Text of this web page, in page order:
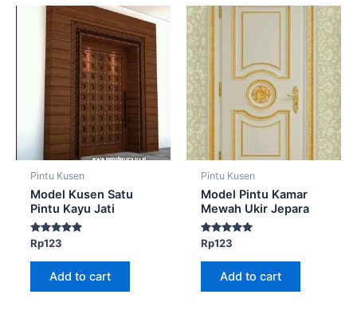
Pintu Kusen
Model Kusen Satu
Pintu Kayu Jati
Rated
5.00
out of 5
Rp123
Add to cart
Pintu Kusen
Model Pintu Kamar
Mewah Ukir Jepara
Rated
5.00
out of 5
Rp123
Add to cart